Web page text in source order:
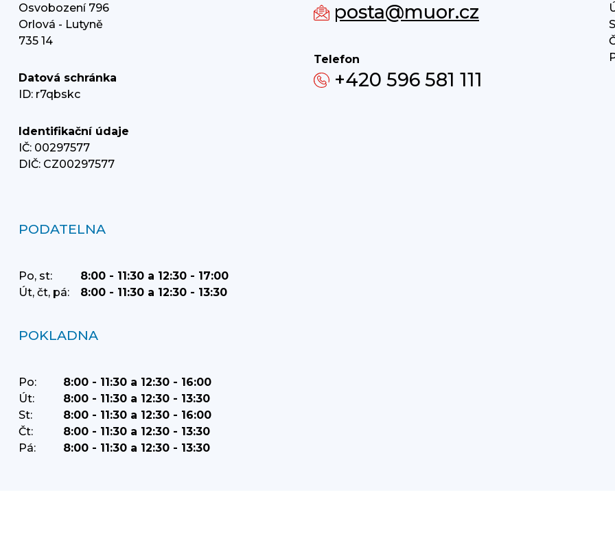
Osvobození 796
Orlová - Lutyně
735 14
Datová schránka
ID: r7qbskc
Identifikační údaje
IČ: 00297577
DIČ: CZ00297577
posta@muor.cz
Telefon
+420 596 581 111
PODATELNA
Po, st:
8:00 - 11:30 a 12:30 - 17:00
Út, čt, pá:
8:00 - 11:30 a 12:30 - 13:30
POKLADNA
Po:
8:00 - 11:30 a 12:30 - 16:00
Út:
8:00 - 11:30 a 12:30 - 13:30
St:
8:00 - 11:30 a 12:30 - 16:00
Čt:
8:00 - 11:30 a 12:30 - 13:30
Pá:
8:00 - 11:30 a 12:30 - 13:30